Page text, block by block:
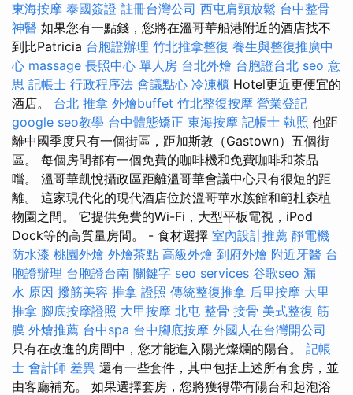
東海按摩 泰國簽證 註冊台灣公司 西屯肩頸放鬆 台中整骨
神醫 如果您有一點錢，您將在溫哥華船港附近的酒店找不
到比Patricia 台胞證辦理 竹北推拿整復 養生與整復推廣中
心 massage 長照中心 單人房 台北外燴 台胞證台北 seo 意
思 記帳士 行政程序法 會議點心 冷凍櫃 Hotel更近更便宜的
酒店。 台北 推拿 外燴buffet 竹北整復按摩 營業登記
google seo教學 台中體態矯正 東海按摩 記帳士 執照 他距
離中國季度只有一個街區，距加斯敦（Gastown）五個街
區。 每個房間都有一個免費的咖啡機和免費咖啡和茶品
嚐。 溫哥華凱悅攝政區距離溫哥華會議中心只有很短的距
離。 這家現代化的現代酒店位於溫哥華水族館和範杜森植
物園之間。 它提供免費的Wi-Fi，大型平板電視，iPod
Dock等的高質量房間。 - 食材選擇 室內設計推薦 靜電機
防水漆 桃園外燴 外燴茶點 高級外燴 到府外燴 附近牙醫 台
胞證辦理 台胞證台南 關鍵字 seo services 谷歌seo 漏
水 原因 撥筋美容 推拿 證照 傳統整復推拿 后里按摩 大里
推拿 腳底按摩證照 大甲按摩 北屯 整骨 接骨 美式整復 筋
膜 外燴推薦 台中spa 台中腳底按摩 外國人在台灣開公司
只有在改進的房間中，您才能進入陽光燦爛的陽台。 記帳
士 會計師 差異 還有一些套件，其中包括上述所有套房，並
由客廳補充。 如果選擇套房，您將獲得帶有陽台和起泡浴